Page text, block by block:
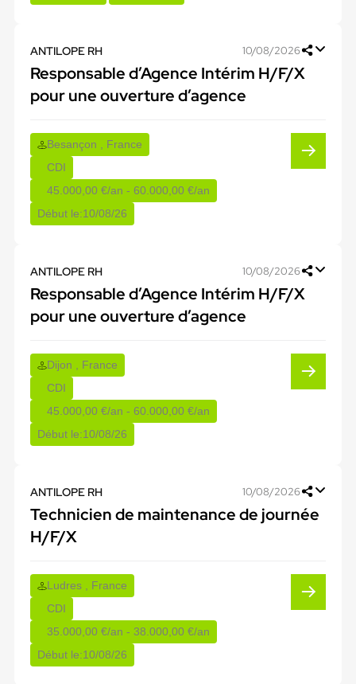
ANTILOPE RH 10/08/2026
Responsable d’Agence Intérim H/F/X
pour une ouverture d’agence
Besançon , France
CDI
45.000,00 €/an - 60.000,00 €/an
Début le:10/08/26
ANTILOPE RH 10/08/2026
Responsable d’Agence Intérim H/F/X
pour une ouverture d’agence
Dijon , France
CDI
45.000,00 €/an - 60.000,00 €/an
Début le:10/08/26
ANTILOPE RH 10/08/2026
Technicien de maintenance de journée
H/F/X
Ludres , France
CDI
35.000,00 €/an - 38.000,00 €/an
Début le:10/08/26